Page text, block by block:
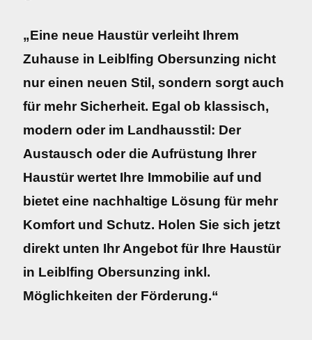
„Eine neue Haustür verleiht Ihrem
Zuhause in Leiblfing Obersunzing nicht
nur einen neuen Stil, sondern sorgt auch
für mehr Sicherheit. Egal ob klassisch,
modern oder im Landhausstil: Der
Austausch oder die Aufrüstung Ihrer
Haustür wertet Ihre Immobilie auf und
bietet eine nachhaltige Lösung für mehr
Komfort und Schutz. Holen Sie sich jetzt
direkt unten Ihr Angebot für Ihre Haustür
in Leiblfing Obersunzing inkl.
Möglichkeiten der Förderung.“